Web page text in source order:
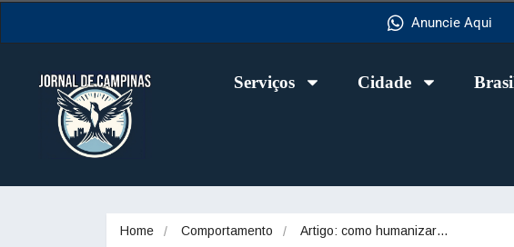
Anuncie Aqui
Serviços Cidade
Home Comportamento Artigo: como humanizar…